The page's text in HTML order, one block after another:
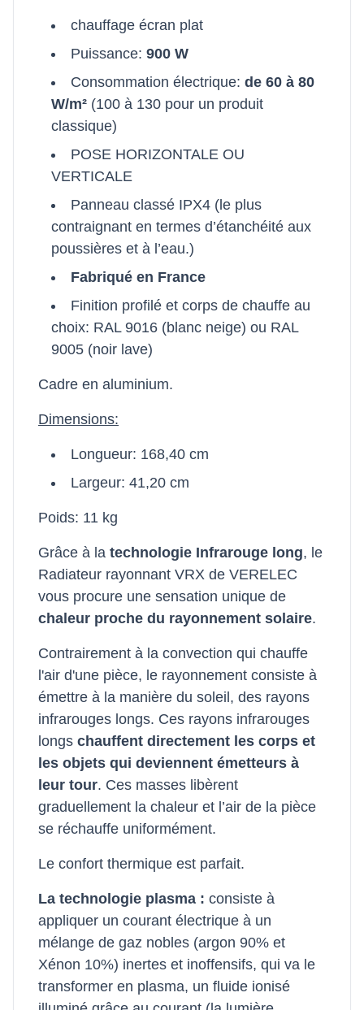
chauffage écran plat
Puissance: 900 W
Consommation électrique: de 60 à 80
W/m² (100 à 130 pour un produit
classique)
POSE HORIZONTALE OU
VERTICALE
Panneau classé IPX4 (le plus
contraignant en termes d’étanchéité aux
poussières et à l’eau.)
Fabriqué en France
Finition profilé et corps de chauffe au
choix: RAL 9016 (blanc neige) ou RAL
9005 (noir lave)
Cadre en aluminium.
Dimensions:
Longueur: 168,40 cm
Largeur: 41,20 cm
Poids: 11 kg
Grâce à la technologie Infrarouge long, le
Radiateur rayonnant VRX de VERELEC
vous procure une sensation unique de
chaleur proche du rayonnement solaire.
Contrairement à la convection qui chauffe
l'air d'une pièce, le rayonnement consiste à
émettre à la manière du soleil, des rayons
infrarouges longs. Ces rayons infrarouges
longs chauffent directement les corps et
les objets qui deviennent émetteurs à
leur tour. Ces masses libèrent
graduellement la chaleur et l’air de la pièce
se réchauffe uniformément.
Le confort thermique est parfait.
La technologie plasma : consiste à
appliquer un courant électrique à un
mélange de gaz nobles (argon 90% et
Xénon 10%) inertes et inoffensifs, qui va le
transformer en plasma, un fluide ionisé